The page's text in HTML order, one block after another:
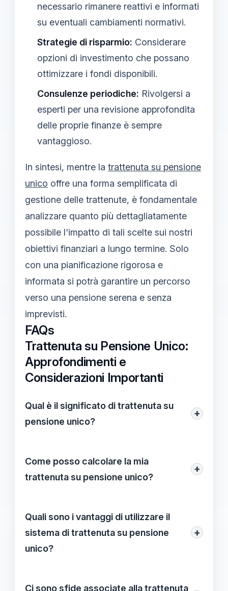
necessario rimanere reattivi e informati
su eventuali cambiamenti normativi.
Strategie di risparmio: Considerare
opzioni di investimento che possano
ottimizzare i fondi disponibili.
Consulenze periodiche: Rivolgersi a
esperti per una revisione approfondita
delle proprie finanze è sempre
vantaggioso.
In sintesi, mentre la trattenuta su pensione
unico offre una forma semplificata di
gestione delle trattenute, è fondamentale
analizzare quanto più dettagliatamente
possibile l'impatto di tali scelte sui nostri
obiettivi finanziari a lungo termine. Solo
con una pianificazione rigorosa e
informata si potrà garantire un percorso
verso una pensione serena e senza
imprevisti.
FAQs
Trattenuta su Pensione Unico:
Approfondimenti e
Considerazioni Importanti
Qual è il significato di trattenuta su
pensione unico?
+
a un sistema semplificato per la gestione
delle trattenute fiscali sui redditi
corretta pianificazione fiscale.
Come posso calcolare la mia
trattenuta su pensione unico?
+
avere una chiara comprensione del proprio
reddito annuale e delle aliquote fiscali
applicabili, permettendo così di
Quali sono i vantaggi di utilizzare il
sistema di trattenuta su pensione
unico?
+
trasparenza nelle trattenute fiscali,
Ci sono sfide associate alla trattenuta